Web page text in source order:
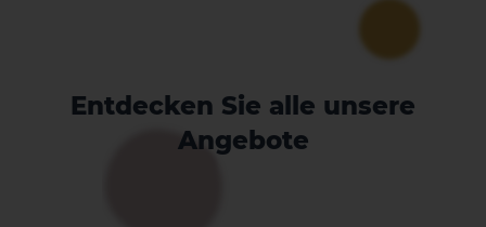
Entdecken Sie alle unsere
Angebote